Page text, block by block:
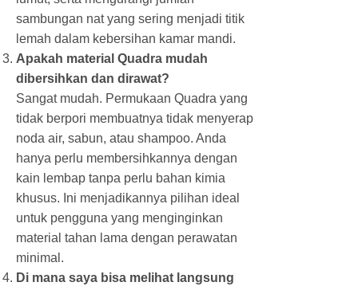
sambungan nat yang sering menjadi titik
lemah dalam kebersihan kamar mandi.
Apakah material Quadra mudah
dibersihkan dan dirawat?
Sangat mudah. Permukaan Quadra yang
tidak berpori membuatnya tidak menyerap
noda air, sabun, atau shampoo. Anda
hanya perlu membersihkannya dengan
kain lembap tanpa perlu bahan kimia
khusus. Ini menjadikannya pilihan ideal
untuk pengguna yang menginginkan
material tahan lama dengan perawatan
minimal.
Di mana saya bisa melihat langsung